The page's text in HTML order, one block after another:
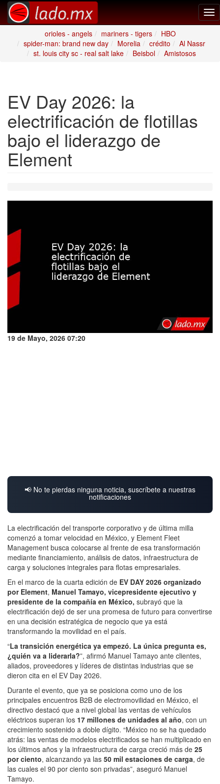
orioles - angels
mariners - tigers
HBO
spider-man: brand new day
Morelia crédito
Al Nassr
st. louis city sc - real salt lake
Beisbol Amistosos
EV Day 2026: la
electrificación de flotillas
bajo el liderazgo de
Element
19 de Mayo, 2026 07:20
📢 No te pierdas ninguna noticia, suscríbete a nuestras
notificaciones
La electrificación del transporte corporativo y de última milla
comenzó a tomar velocidad en México, y Element Fleet
Management busca colocarse al frente de esa transformación
mediante financiamiento, análisis de datos, infraestructura de
carga y soluciones integrales para flotas empresariales.
En el marco de la cuarta edición de EV DAY 2026 organizado
por Element, Manuel Tamayo, vicepresidente ejecutivo y
presidente de la compañía en México, subrayó que la
electrificación dejó de ser una promesa de futuro para convertirse
en una decisión estratégica de negocio que ya está
transformando la movilidad en el país.
“La transición energética ya empezó. La única pregunta es,
¿quién va a liderarla?”, afirmó Manuel Tamayo ante clientes,
aliados, proveedores y líderes de distintas industrias que se
dieron cita en el EV Day 2026.
Durante el evento, que ya se posiciona como uno de los
principales encuentros B2B de electromovilidad en México, el
directivo destacó que a nivel global las ventas de vehículos
eléctricos superan los 17 millones de unidades al año, con un
crecimiento sostenido a doble dígito. “México no se ha quedado
atrás: las ventas de modelos electrificados se han multiplicado en
los últimos años y la infraestructura de carga creció más de 25
por ciento, alcanzando ya las 50 mil estaciones de carga, de
las cuales el 90 por ciento son privadas”, aseguró Manuel
Tamayo.